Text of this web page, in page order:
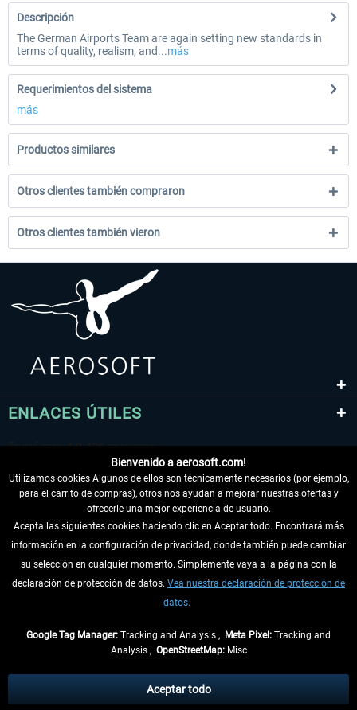
Descripción
The German Airports Team are again setting new standards in
terms of quality, realism, and...más
Requerimientos del sistema
más
Productos similares
Otros clientes también compraron
Otros clientes también vieron
ENLACES ÚTILES
DESISTIR DEL CONTRATO
INFORMACIÓN
tasas de recepción si no se describe lo contrario
** De aplicación a envíos dentro de Alemania. Los plazos de envío para los
Bienvenido a aerosoft.com!
Utilizamos cookies Algunos de ellos son técnicamente necesarios (por ejemplo,
para el carrito de compras), otros nos ayudan a mejorar nuestras ofertas y
ofrecerle una mejor experiencia de usuario.
Acepta las siguientes cookies haciendo clic en Aceptar todo. Encontrará más
información en la configuración de privacidad, donde también puede cambiar
su selección en cualquier momento. Simplemente vaya a la página con la
declaración de protección de datos. Vea nuestra declaración de protección de
datos.
Google Tag Manager: Tracking and Analysis , Meta Pixel: Tracking and
Analysis , OpenStreetMap:Misc
Aceptar todo